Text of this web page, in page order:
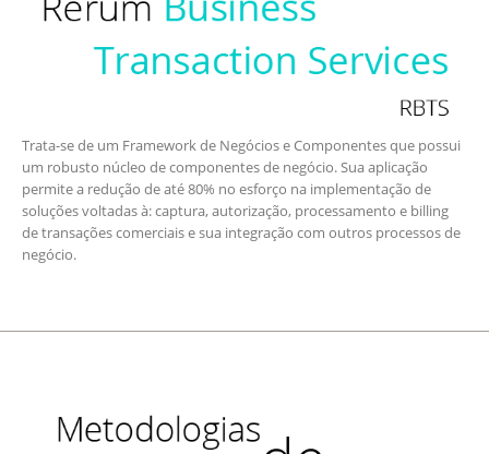
Trata-se de um Framework de Negócios e Componentes que possui
um robusto núcleo de componentes de negócio. Sua aplicação
permite a redução de até 80% no esforço na implementação de
soluções voltadas à: captura, autorização, processamento e billing
de transações comerciais e sua integração com outros processos de
negócio.